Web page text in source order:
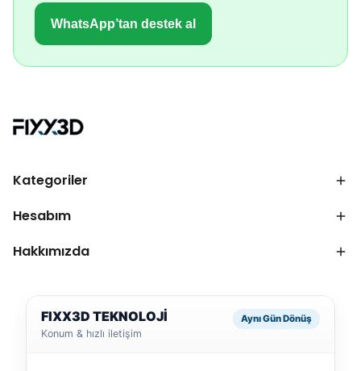
WhatsApp’tan destek al
Kategoriler
Hesabım
Hakkımızda
FIXX3D TEKNOLOJİ
Konum & hızlı iletişim
Aynı Gün Dönüş